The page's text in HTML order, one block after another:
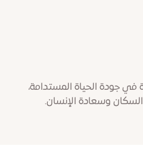
في جودة الحياة المستدامة،
وسعادة الإنسان.